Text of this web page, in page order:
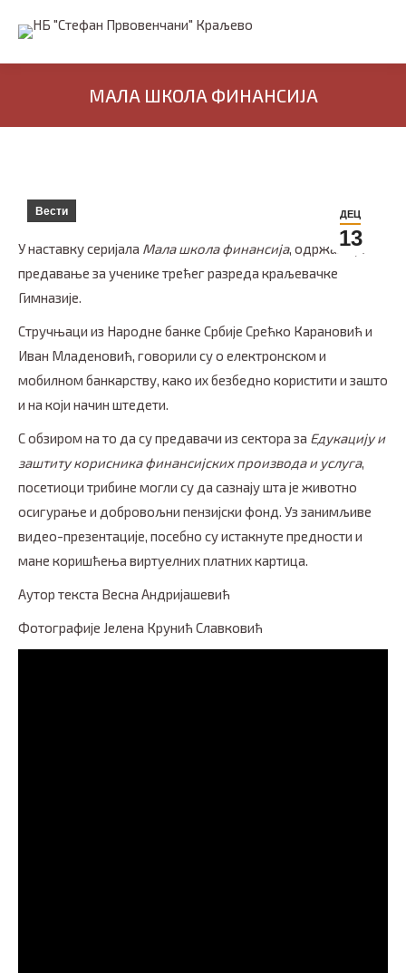
МАЛА ШКОЛА ФИНАНСИЈА
ДЕЦ
13
Вести
У наставку серијала Мала школа финансија, одржанo је
предавање за ученике трећег разреда краљевачке
Гимназије.
Стручњаци из Народне банке Србије Срећко Карановић и
Иван Младеновић, говорили су о електронском и
мобилном банкарству, како их безбедно користити и зашто
и на који начин штедети.
С обзиром на то да су предавачи из сектора за Едукацију и
заштиту корисника финансијских производа и услуга,
посетиоци трибине могли су да сазнају шта је животно
осигурање и добровољни пензијски фонд. Уз занимљиве
видео-презентације, посебно су истакнуте предности и
мане коришћења виртуелних платних картица.
Аутор текста Весна Андријашевић
Фотографије Јелена Крунић Славковић